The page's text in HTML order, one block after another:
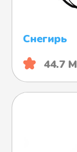
Снегирь
44.7 М